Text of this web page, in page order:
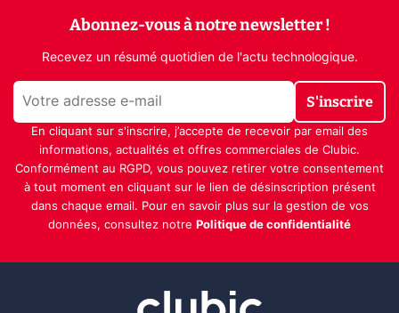
Abonnez-vous à notre newsletter !
Recevez un résumé quotidien de l'actu technologique.
S'inscrire
En cliquant sur s'inscrire, j’accepte de recevoir par email des
informations, actualités et offres commerciales de Clubic.
Conformément au RGPD, vous pouvez retirer votre consentement
à tout moment en cliquant sur le lien de désinscription présent
dans chaque email. Pour en savoir plus sur la gestion de vos
données, consultez notre Politique de confidentialité